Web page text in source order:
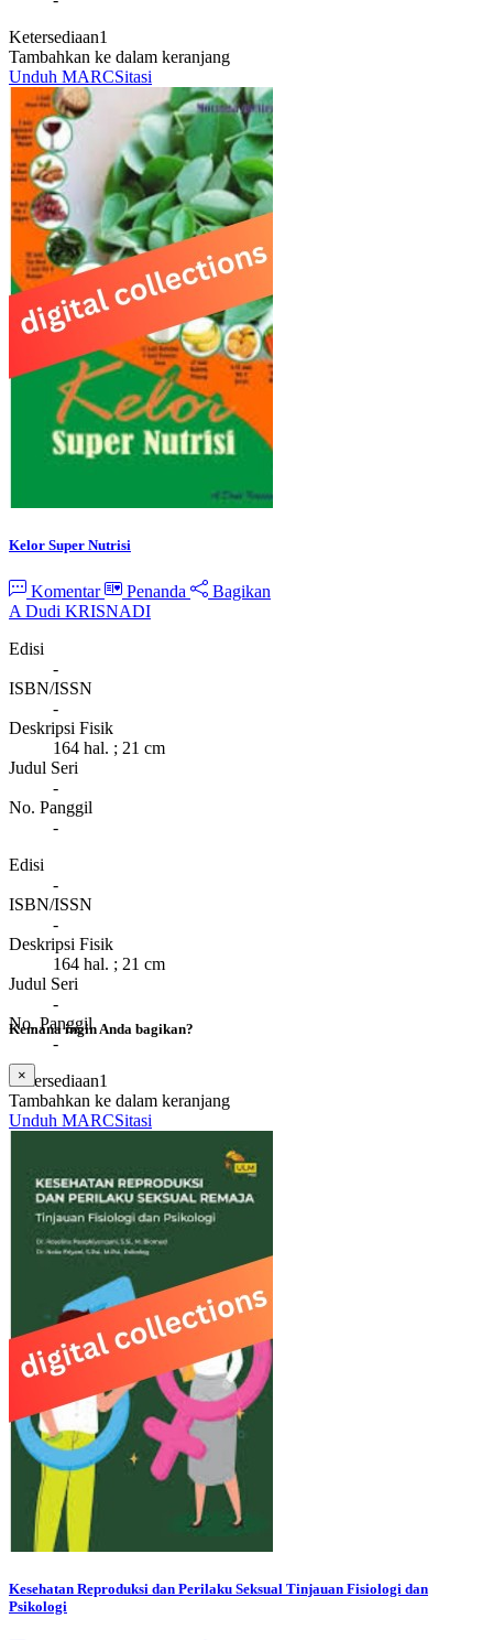
Ketersediaan1
Tambahkan ke dalam keranjang
Unduh MARCSitasi
Kelor Super Nutrisi
Komentar Penanda
Bagikan
A Dudi KRISNADI
Edisi
-
ISBN/ISSN
-
Deskripsi Fisik
164 hal. ; 21 cm
Judul Seri
-
No. Panggil
-
Edisi
-
ISBN/ISSN
-
Deskripsi Fisik
164 hal. ; 21 cm
Judul Seri
-
No. Panggil
-
Ketersediaan1
Tambahkan ke dalam keranjang
Unduh MARCSitasi
Kesehatan Reproduksi dan Perilaku Seksual Tinjauan Fisiologi dan
Psikologi
Kemana ingin Anda bagikan?
×